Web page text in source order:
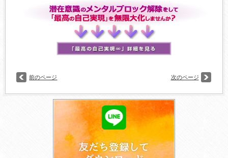
前のページ 次のページ